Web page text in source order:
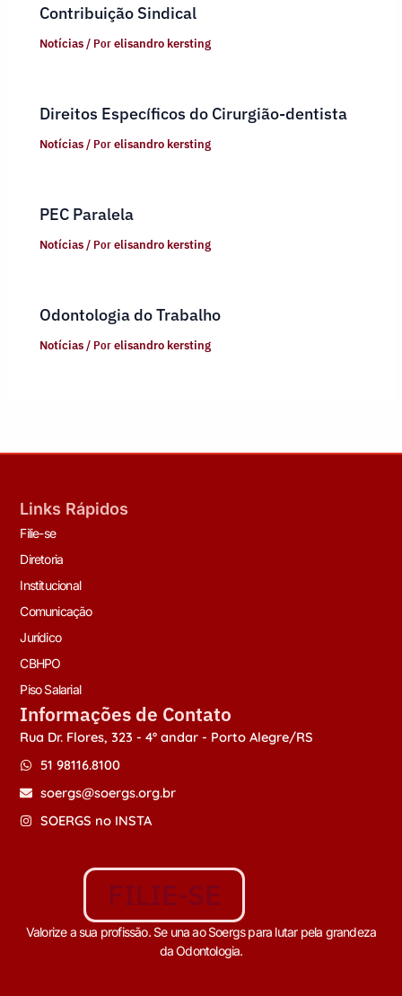
Contribuição Sindical
Notícias/ Porelisandro kersting
Direitos Específicos do Cirurgião-dentista
Notícias/ Porelisandro kersting
PEC Paralela
Notícias/ Porelisandro kersting
Odontologia do Trabalho
Notícias/ Porelisandro kersting
Links Rápidos
Filie-se
Diretoria
Institucional
Comunicação
Jurídico
CBHPO
Piso Salarial
Informações de Contato
Rua Dr. Flores, 323 - 4º andar - Porto Alegre/RS
51 98116.8100
soergs@soergs.org.br
SOERGS no INSTA
FILIE-SE
Valorize a sua profissão. Se una ao Soergs para lutar pela grandeza
da Odontologia.